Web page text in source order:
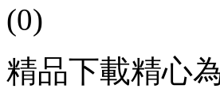
(0)
精品下載精心